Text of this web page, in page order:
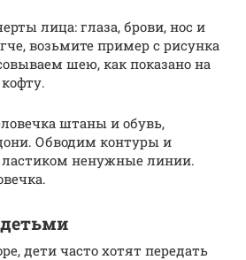
лица: глаза, брови, нос и
возьмите пример с рисунка
шею, как показано на
штаны и обувь,
Обводим контуры и
ластиком ненужные линии.
дети часто хотят передать